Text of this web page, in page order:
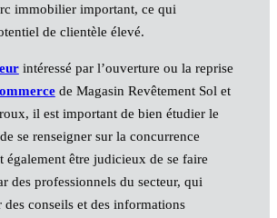
immobilier important, ce qui
de clientèle élevé.
intéressé par l’ouverture ou la reprise
de Magasin Revêtement Sol et
il est important de bien étudier le
se renseigner sur la concurrence
également être judicieux de se faire
des professionnels du secteur, qui
conseils et des informations